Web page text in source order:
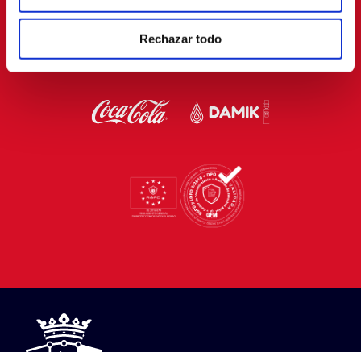
Rechazar todo